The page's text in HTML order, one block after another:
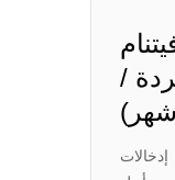
/
إدخالات